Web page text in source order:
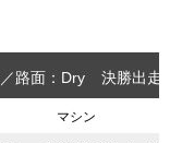
路面：Dry 決勝出走
マシン